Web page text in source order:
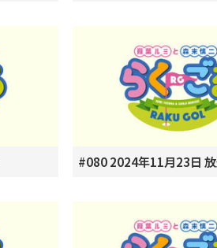
#080 2024年11月23日